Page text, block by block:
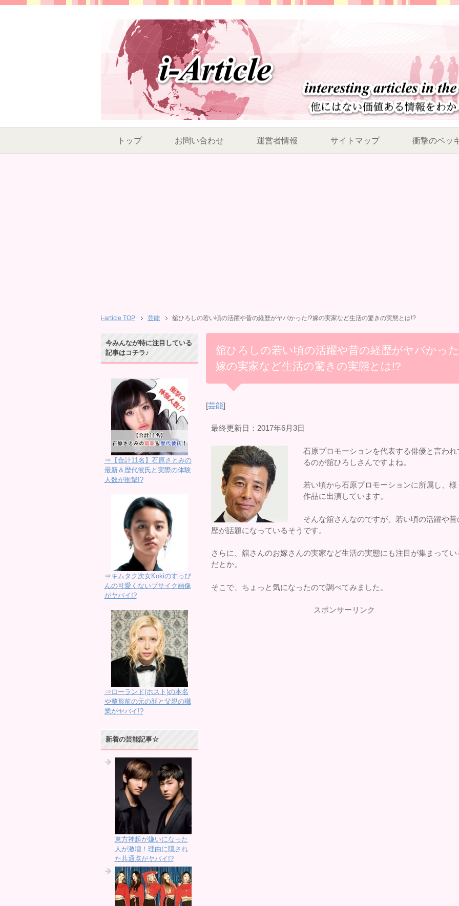
トップ お問い合わせ 運営者情報 サイトマップ 衝撃のベッ
i-article TOP 芸能 舘ひろしの若い頃の活躍や昔の経歴がヤバかった!?嫁の実家など生活の驚きの実態とは!?
舘ひろしの若い頃の活躍や昔の経歴がヤバかっ
嫁の実家など生活の驚きの実態とは!?
[芸能]
最終更新日：2017年6月3日
石原プロモーションを代表する俳優と言われ
るのが舘ひろしさんですよね。
若い頃から石原プロモーションに所属し、様
作品に出演しています。
そんな舘さんなのですが、若い頃の活躍や昔
歴が話題になっているそうです。
さらに、舘さんのお嫁さんの実家など生活の実態にも注目が集まってい
だとか。
そこで、ちょっと気になったので調べてみました。
スポンサーリンク
今みんなが特に注目している
記事はコチラ♪
⇒【合計11名】石原さとみの
最新＆歴代彼氏と実際の体験
人数が衝撃!?
⇒キムタク次女Kokiのすっぴ
んの可愛くないブサイク画像
がヤバイ!?
⇒ローランド(ホスト)の本名
や整形前の元の顔と父親の職
業がヤバイ!?
新着の芸能記事☆
東方神起が嫌いになった
人が激増！理由に隠され
た共通点がヤバイ!?